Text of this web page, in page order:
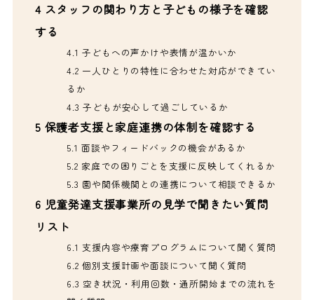
4スタッフの関わり方と子どもの様子を確認
する
4.1 子どもへの声かけや表情が温かいか
4.2 一人ひとりの特性に合わせた対応ができてい
るか
4.3 子どもが安心して過ごしているか
5 保護者支援と家庭連携の体制を確認する
5.1 面談やフィードバックの機会があるか
5.2 家庭での困りごとを支援に反映してくれるか
5.3 園や関係機関との連携について相談できるか
6 児童発達支援事業所の見学で聞きたい質問
リスト
6.1 支援内容や療育プログラムについて聞く質問
6.2 個別支援計画や面談について聞く質問
6.3 空き状況・利用回数・通所開始までの流れを